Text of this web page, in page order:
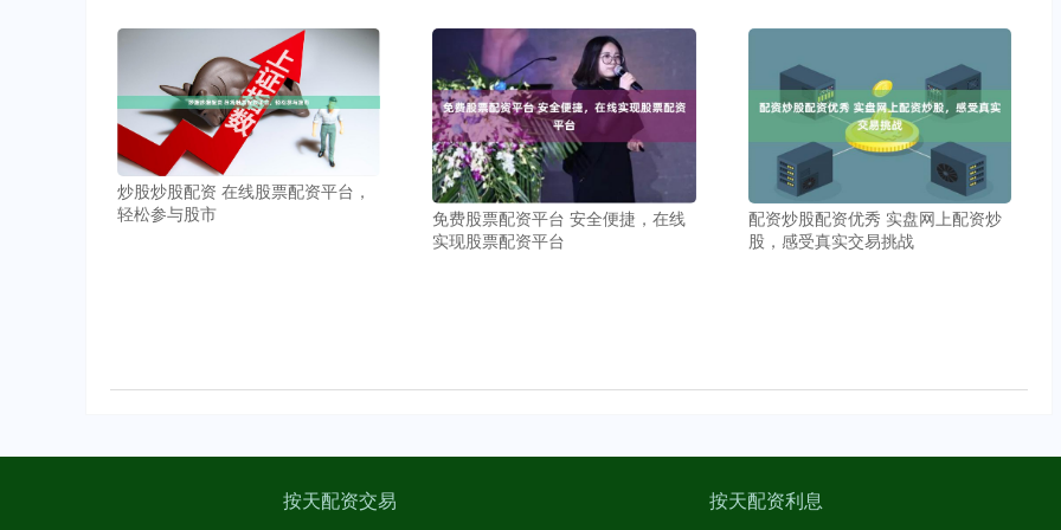
炒股炒股配资 在线股票配资平台，
轻松参与股市
免费股票配资平台 安全便捷，在线
实现股票配资平台
配资炒股配资优秀 实盘网上配资炒
股，感受真实交易挑战
按天配资交易 按天配资利息